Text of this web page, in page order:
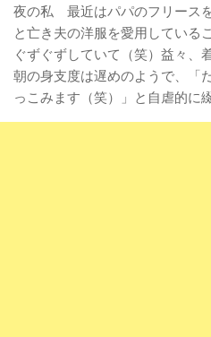
夜の私 最近はパパのフリース
と亡き夫の洋服を愛用している
ぐずぐずしていて（笑）益々、
朝の身支度は遅めのようで、「
っこみます（笑）」と自虐的に